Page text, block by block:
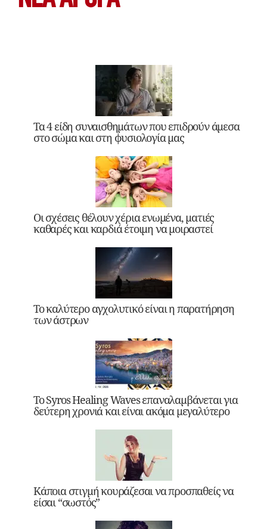
Τα 4 είδη συναισθημάτων που επιδρούν άμεσα
στο σώμα και στη φυσιολογία μας
Οι σχέσεις θέλουν χέρια ενωμένα, ματιές
καθαρές και καρδιά έτοιμη να μοιραστεί
Το καλύτερο αγχολυτικό είναι η παρατήρηση
των άστρων
Το Syros Healing Waves επαναλαμβάνεται για
δεύτερη χρονιά και είναι ακόμα μεγαλύτερο
Κάποια στιγμή κουράζεσαι να προσπαθείς να
είσαι “σωστός”